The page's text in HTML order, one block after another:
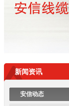
新闻资讯
安信动态
浙江省重质量、守
牌暨首批三满